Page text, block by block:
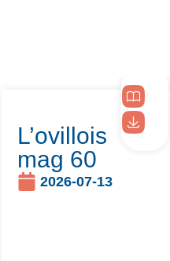
2026-07-13
L’ovillois
mag 60